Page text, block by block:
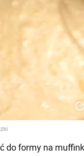
do formy na